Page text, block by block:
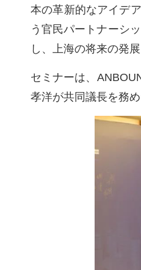
本の革新的なアイデ
う官民パートナーシ
し、上海の将来の発
セミナーは、
孝洋が共同議長を務め